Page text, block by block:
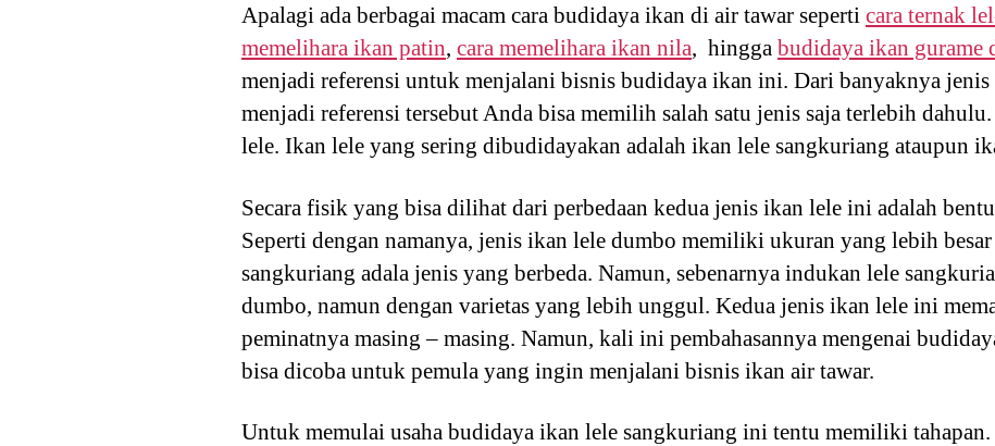
Apalagi ada berbagai macam cara budidaya ikan di air tawar seperti cara ternak
memelihara ikan patin, cara memelihara ikan nila, hingga budidaya ikan gurame
menjadi referensi untuk menjalani bisnis budidaya ikan ini. Dari banyaknya
menjadi referensi tersebut Anda bisa memilih salah satu jenis saja terlebih
lele. Ikan lele yang sering dibudidayakan adalah ikan lele sangkuriang ataupun
Secara fisik yang bisa dilihat dari perbedaan kedua jenis ikan lele ini adalah
Seperti dengan namanya, jenis ikan lele dumbo memiliki ukuran yang lebih
sangkuriang adala jenis yang berbeda. Namun, sebenarnya indukan lele
dumbo, namun dengan varietas yang lebih unggul. Kedua jenis ikan lele ini
peminatnya masing – masing. Namun, kali ini pembahasannya mengenai
bisa dicoba untuk pemula yang ingin menjalani bisnis ikan air tawar.
Untuk memulai usaha budidaya ikan lele sangkuriang ini tentu memiliki